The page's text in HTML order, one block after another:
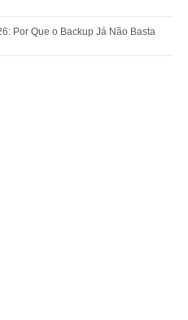
Por Que o Backup Já Não Basta